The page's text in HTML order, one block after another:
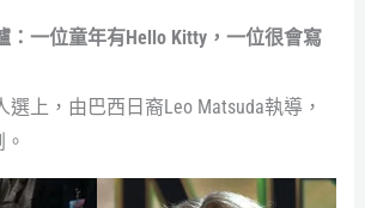
：一位童年有Hello Kitty，一位很會寫
上，由巴西日裔Leo Matsuda執導，